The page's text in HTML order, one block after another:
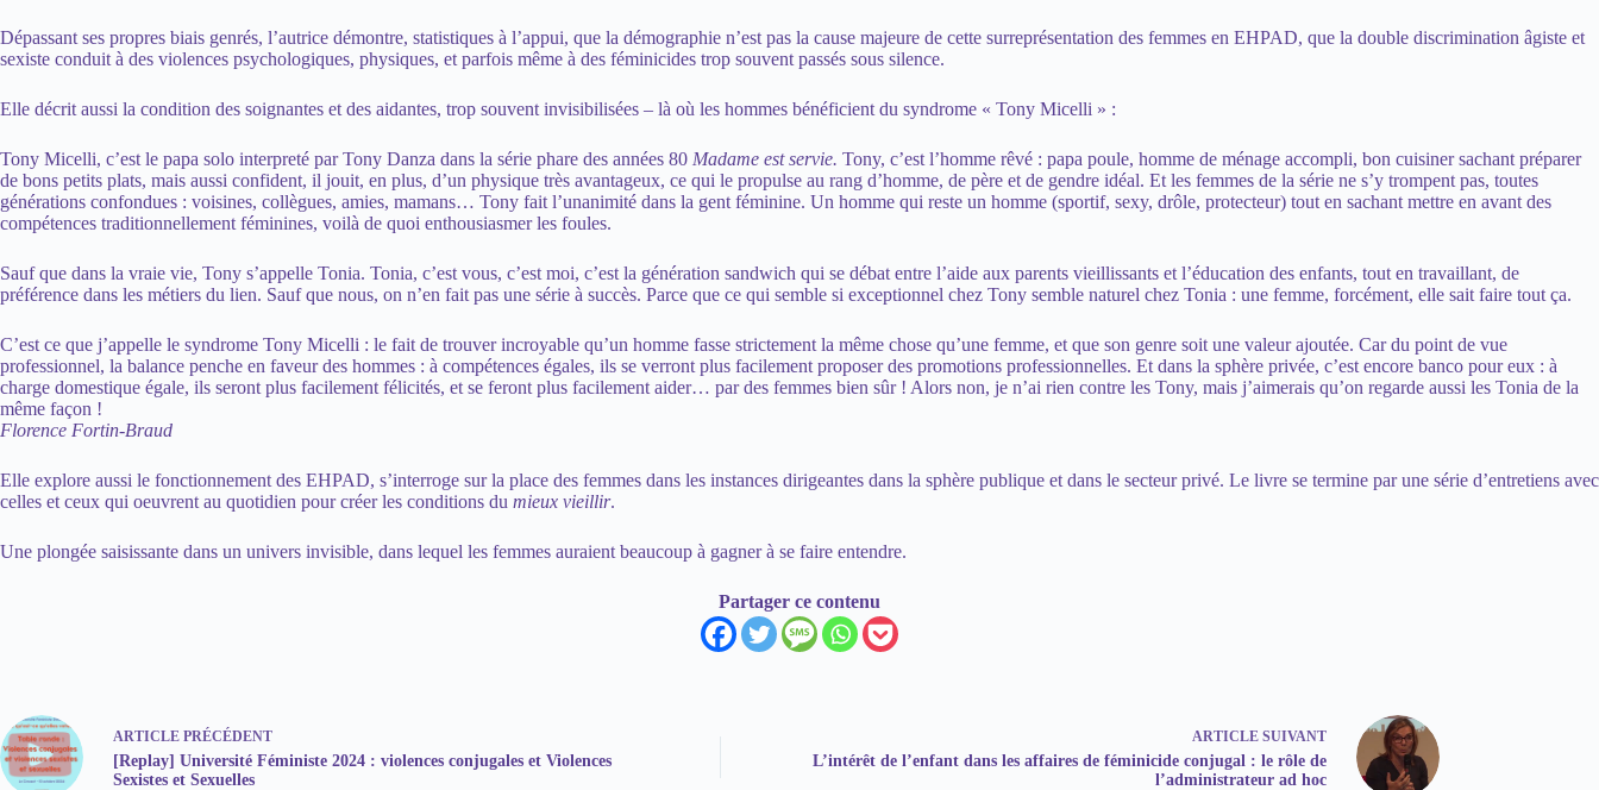
Dépassant ses propres biais genrés, l’autrice démontre, statistiques à l’appui, que la démographie n’est pas la cause majeure de cette surreprésentation des femmes en EHPAD, que la double discrimination âgiste et
sexiste conduit à des violences psychologiques, physiques, et parfois même à des féminicides trop souvent passés sous silence.
Elle décrit aussi la condition des soignantes et des aidantes, trop souvent invisibilisées – là où les hommes bénéficient du syndrome « Tony Micelli » :
Tony Micelli, c’est le papa solo interpreté par Tony Danza dans la série phare des années 80 Madame est servie. Tony, c’est l’homme rêvé : papa poule, homme de ménage accompli, bon cuisiner sachant préparer
de bons petits plats, mais aussi confident, il jouit, en plus, d’un physique très avantageux, ce qui le propulse au rang d’homme, de père et de gendre idéal. Et les femmes de la série ne s’y trompent pas, toutes
générations confondues : voisines, collègues, amies, mamans… Tony fait l’unanimité dans la gent féminine. Un homme qui reste un homme (sportif, sexy, drôle, protecteur) tout en sachant mettre en avant des
compétences traditionnellement féminines, voilà de quoi enthousiasmer les foules.
Sauf que dans la vraie vie, Tony s’appelle Tonia. Tonia, c’est vous, c’est moi, c’est la génération sandwich qui se débat entre l’aide aux parents vieillissants et l’éducation des enfants, tout en travaillant, de
préférence dans les métiers du lien. Sauf que nous, on n’en fait pas une série à succès. Parce que ce qui semble si exceptionnel chez Tony semble naturel chez Tonia : une femme, forcément, elle sait faire tout ça.
C’est ce que j’appelle le syndrome Tony Micelli : le fait de trouver incroyable qu’un homme fasse strictement la même chose qu’une femme, et que son genre soit une valeur ajoutée. Car du point de vue
professionnel, la balance penche en faveur des hommes : à compétences égales, ils se verront plus facilement proposer des promotions professionnelles. Et dans la sphère privée, c’est encore banco pour eux : à
charge domestique égale, ils seront plus facilement félicités, et se feront plus facilement aider… par des femmes bien sûr ! Alors non, je n’ai rien contre les Tony, mais j’aimerais qu’on regarde aussi les Tonia de la
même façon !
Florence Fortin-Braud
Elle explore aussi le fonctionnement des EHPAD, s’interroge sur la place des femmes dans les instances dirigeantes dans la sphère publique et dans le secteur privé. Le livre se termine par une série d’entretiens avec
celles et ceux qui oeuvrent au quotidien pour créer les conditions du mieux vieillir.
Une plongée saisissante dans un univers invisible, dans lequel les femmes auraient beaucoup à gagner à se faire entendre.
Partager ce contenu
ARTICLE PRÉCÉDENT
[Replay] Université Féministe 2024 : violences conjugales et Violences
Sexistes et Sexuelles
ARTICLESUIVANT
L’intérêt de l’enfant dans les affaires de féminicide conjugal : le rôle de
l’administrateur ad hoc